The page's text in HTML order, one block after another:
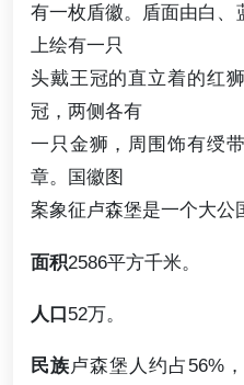
有一枚盾徽。盾面由白
上绘有一只
头戴王冠的直立着的红
冠，两侧各有
一只金狮，周围饰有绶
章。国徽图
案象征卢森堡是一个大公
面积2586平方千米。
人口52万。
民族 卢森堡人约占56%